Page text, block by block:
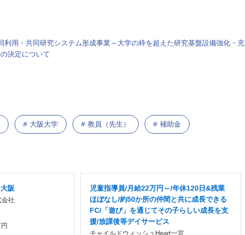
利用・共同研究システム形成事業～大学の枠を超えた研究基盤設備強化・充
決定について
大阪大学 教員（先生） 補助金
阪
社
児童指導員/月給22万円～/年休120日&残業
ほぼなし/約50か所の仲間と共に成長できる
FC/「遊び」を通じてその子らしい成長を支
援/放課後等デイサービス
チャイルドウィッシュHeart一宮